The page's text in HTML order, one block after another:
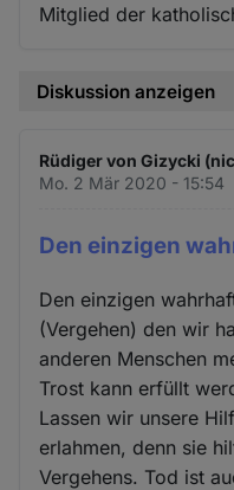
Mitglied der
Diskussion anzeigen
Rüdiger von Gizycki
Mo. 2 Mär 2020 - 15:54
Den einzigen
Den einzigen
(Vergehen) den wir
anderen Menschen
Trost kann erfüllt
Lassen wir unsere
erlahmen, denn sie
Vergehens. Tod ist